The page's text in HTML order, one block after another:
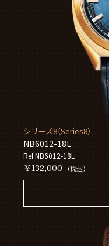
シリーズ8（Series8）
NB6012-18L
Ref.NB6012-18L
￥132,000 (税込)